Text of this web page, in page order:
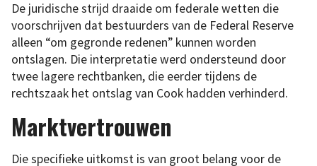
De juridische strijd draaide om federale wetten die
voorschrijven dat bestuurders van de Federal Reserve
alleen “om gegronde redenen” kunnen worden
ontslagen. Die interpretatie werd ondersteund door
twee lagere rechtbanken, die eerder tijdens de
rechtszaak het ontslag van Cook hadden verhinderd.
Marktvertrouwen
Die specifieke uitkomst is van groot belang voor de